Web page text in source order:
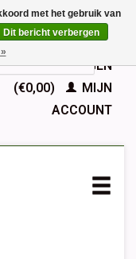
Nederlands
Deutsch
English
Français
WINKELWAGEN
(€0,00)
MIJN
ACCOUNT
met het gebruik van
Dit bericht verbergen